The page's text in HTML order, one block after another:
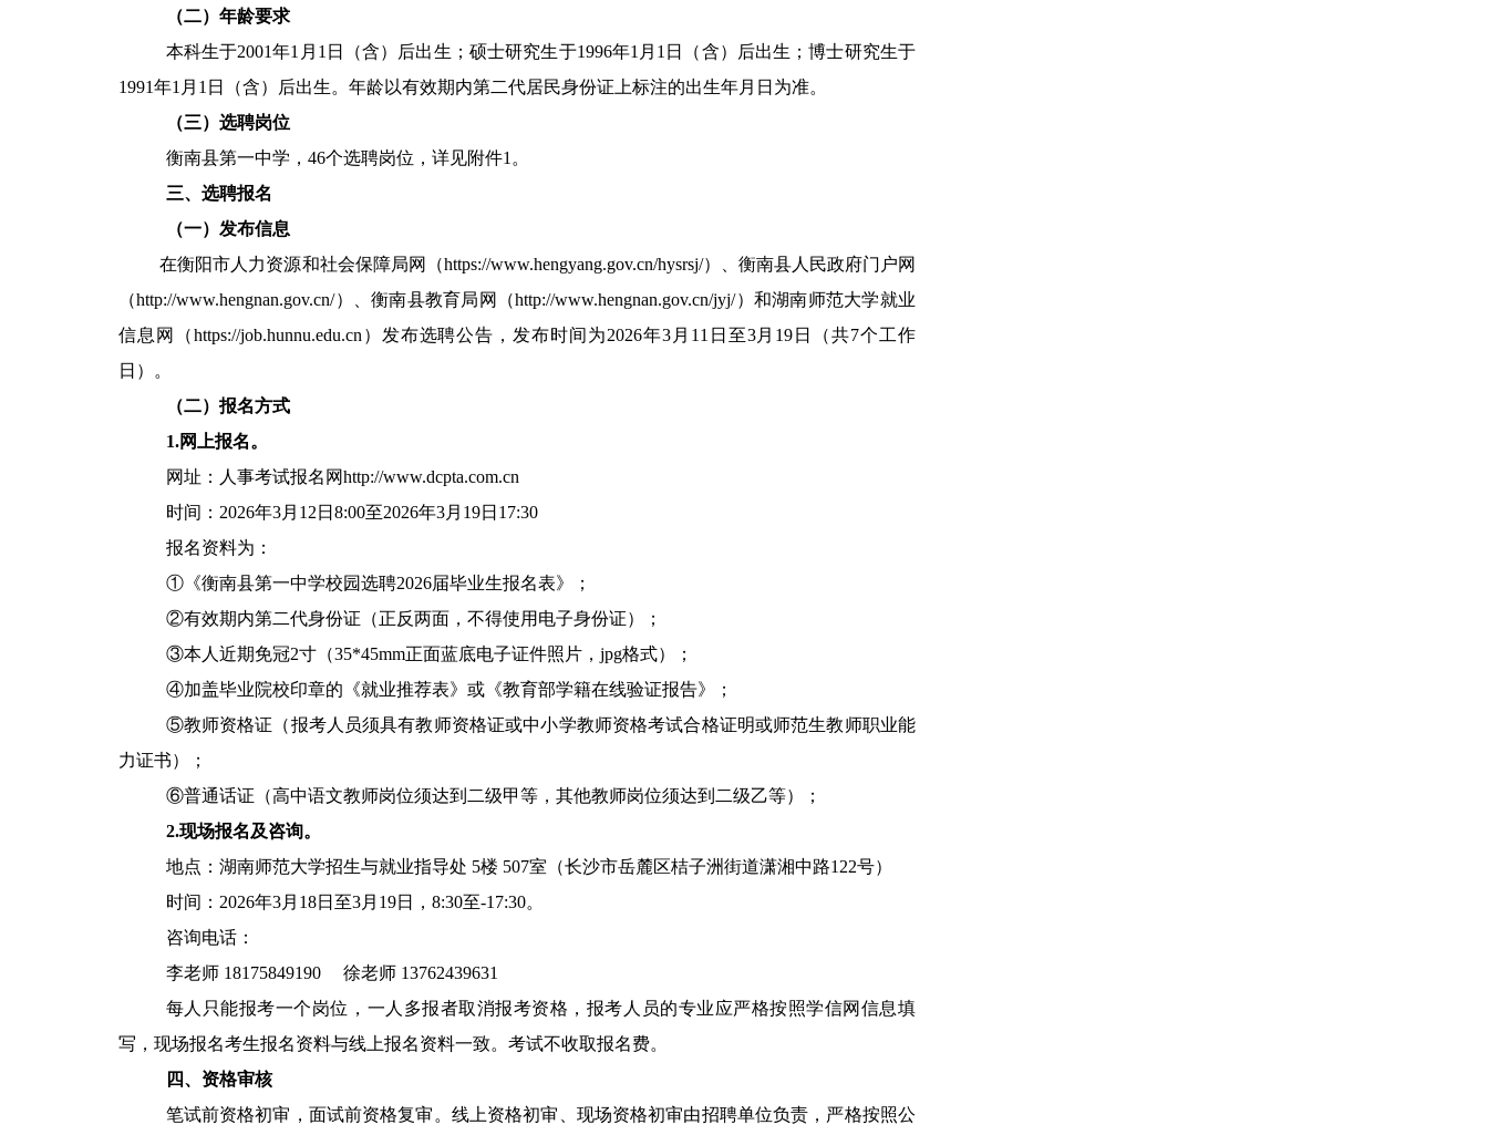
（二）年龄要求
本科生于2001年1月1日（含）后出生；硕士研究生于1996年1月1日（含）后出生；博士研究生于
1991年1月1日（含）后出生。年龄以有效期内第二代居民身份证上标注的出生年月日为准。
（三）选聘岗位
衡南县第一中学，46个选聘岗位，详见附件1。
三、选聘报名
（一）发布信息
在衡阳市人力资源和社会保障局网（https://www.hengyang.gov.cn/hysrsj/）、衡南县人民政府门户网
（http://www.hengnan.gov.cn/）、衡南县教育局网（http://www.hengnan.gov.cn/jyj/）和湖南师范大学就业
信息网（https://job.hunnu.edu.cn）发布选聘公告，发布时间为2026年3月11日至3月19日（共7个工作
日）。
（二）报名方式
1.网上报名。
网址：人事考试报名网http://www.dcpta.com.cn
时间：2026年3月12日8:00至2026年3月19日17:30
报名资料为：
①《衡南县第一中学校园选聘2026届毕业生报名表》；
②有效期内第二代身份证（正反两面，不得使用电子身份证）；
③本人近期免冠2寸（35*45mm正面蓝底电子证件照片，jpg格式）；
④加盖毕业院校印章的《就业推荐表》或《教育部学籍在线验证报告》；
⑤教师资格证（报考人员须具有教师资格证或中小学教师资格考试合格证明或师范生教师职业能
力证书）；
⑥普通话证（高中语文教师岗位须达到二级甲等，其他教师岗位须达到二级乙等）；
2.现场报名及咨询。
地点：湖南师范大学招生与就业指导处 5楼 507室（长沙市岳麓区桔子洲街道潇湘中路122号）
时间：2026年3月18日至3月19日，8:30至-17:30。
咨询电话：
李老师 18175849190 徐老师 13762439631
每人只能报考一个岗位，一人多报者取消报考资格，报考人员的专业应严格按照学信网信息填
写，现场报名考生报名资料与线上报名资料一致。考试不收取报名费。
四、资格审核
笔试前资格初审，面试前资格复审。线上资格初审、现场资格初审由招聘单位负责，严格按照公